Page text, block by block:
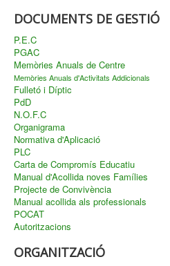
DOCUMENTS DE GESTIÓ
P.E.C
PGAC
Memòries Anuals de Centre
Memòries Anuals d'Activitats Addicionals
Fulletó i Díptic
PdD
N.O.F.C
Organigrama
Normativa d'Aplicació
PLC
Carta de Compromís Educatiu
Manual d'Acollida noves Famílies
Projecte de Convivència
Manual acollida als professionals
POCAT
Autoritzacions
ORGANITZACIÓ